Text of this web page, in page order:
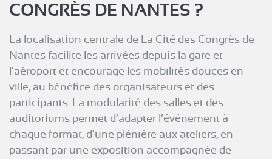
CONGRÈS DE NANTES ?
La localisation centrale de La Cité des Congrès de
Nantes facilite les arrivées depuis la gare et
l’aéroport et encourage les mobilités douces en
ville, au bénéfice des organisateurs et des
participants. La modularité des salles et des
auditoriums permet d’adapter l’événement à
chaque format, d’une plénière aux ateliers, en
passant par une exposition accompagnée de